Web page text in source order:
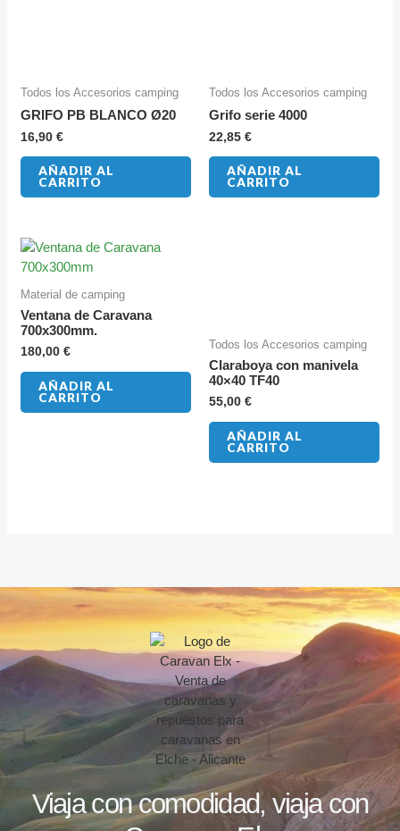
Todos los Accesorios camping
GRIFO PB BLANCO Ø20
16,90€
AÑADIR AL
CARRITO
Todos los Accesorios camping
Grifo serie 4000
22,85 €
AÑADIR AL
CARRITO
Material de camping
Ventana de Caravana
700x300mm.
180,00€
AÑADIR AL
CARRITO
Todos los Accesorios camping
Claraboya con manivela
40×40 TF40
55,00 €
AÑADIR AL
CARRITO
Viaja con comodidad, viaja con